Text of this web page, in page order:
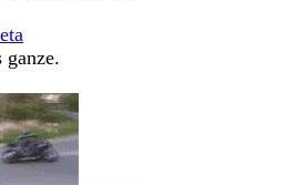
ganze.